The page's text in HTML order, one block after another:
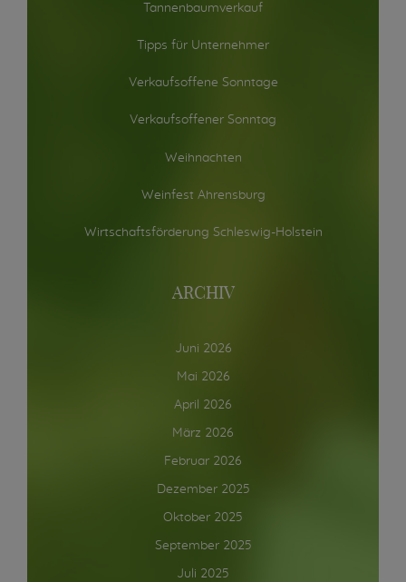
Tannenbaumverkauf
Tipps für Unternehmer
Verkaufsoffene Sonntage
Verkaufsoffener Sonntag
Weihnachten
Weinfest Ahrensburg
Wirtschaftsförderung Schleswig-Holstein
ARCHIV
Juni 2026
Mai 2026
April 2026
März 2026
Februar 2026
Dezember 2025
Oktober 2025
September 2025
Juli 2025